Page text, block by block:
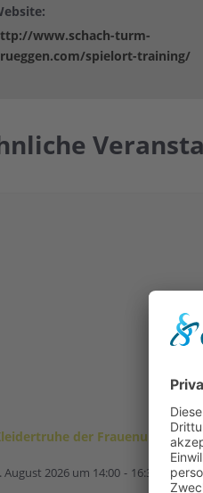
www.schach-turm-
spielort-training/
der Frauenunion
August 2026 um 14:00 - 16:30